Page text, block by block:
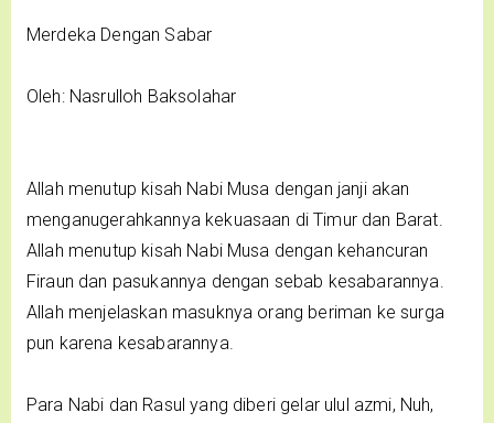
Merdeka Dengan Sabar
Oleh: Nasrulloh Baksolahar
Allah menutup kisah Nabi Musa dengan janji akan
menganugerahkannya kekuasaan di Timur dan Barat.
Allah menutup kisah Nabi Musa dengan kehancuran
Firaun dan pasukannya dengan sebab kesabarannya.
Allah menjelaskan masuknya orang beriman ke surga
pun karena kesabarannya.
Para Nabi dan Rasul yang diberi gelar ulul azmi, Nuh,